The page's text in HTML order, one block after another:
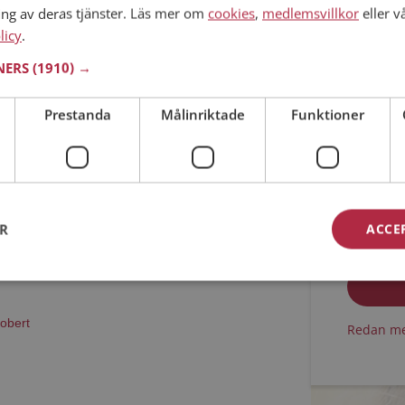
län
ett fotoalbum på Mötesplatsen? Bli medlem och
fotoalbum med spännande bilder på
Jag
Jag
Redan
av deras tjänster. Läs mer om cookies, medlemsvillkor eller
.
(1910) →
Prestanda Målinriktade Funktioner